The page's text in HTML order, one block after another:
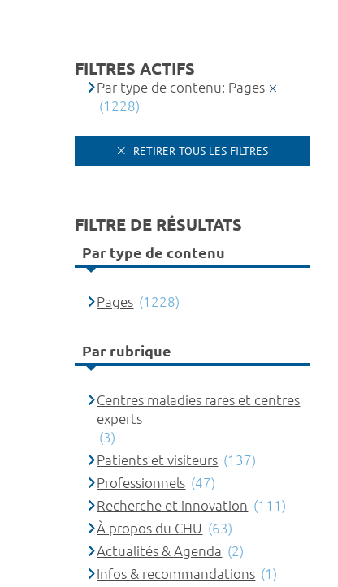
FILTRES ACTIFS
Par type de contenu: Pages
(1228)
RETIRER TOUS LES FILTRES
FILTRE DE RÉSULTATS
Par type de contenu
Pages (1228)
Par rubrique
Centres maladies rares et centres
experts
(3)
Patients et visiteurs (137)
Professionnels (47)
Recherche et innovation (111)
À propos du CHU (63)
Actualités & Agenda (2)
Infos & recommandations (1)